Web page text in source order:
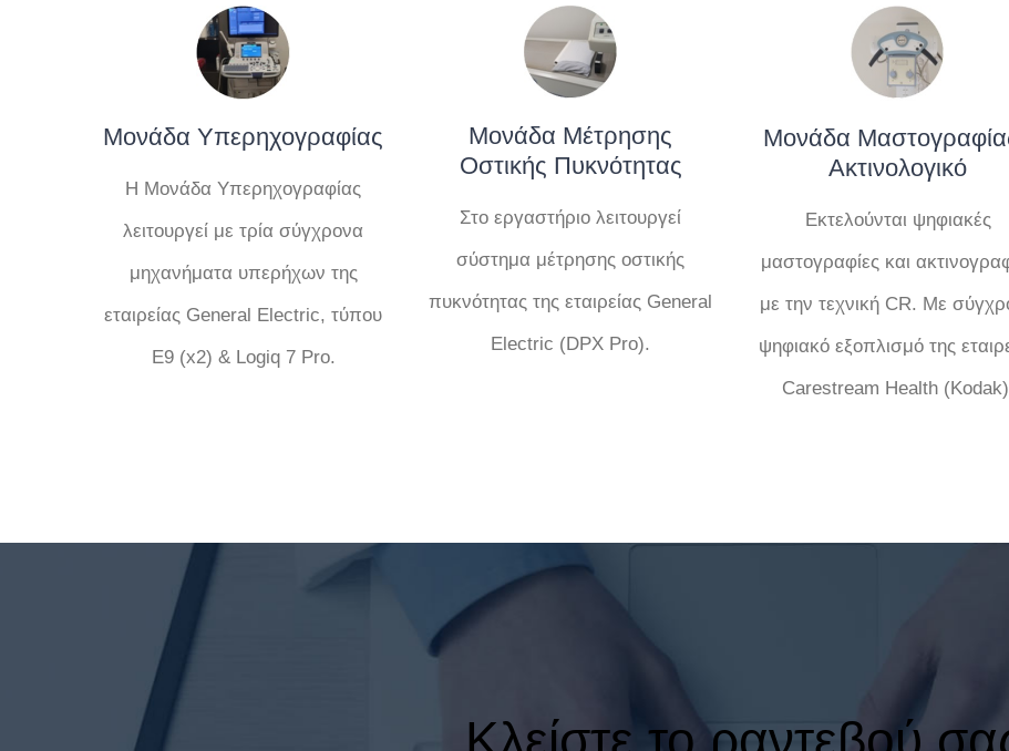
Μονάδα Υπερηχογραφίας
Η Μονάδα Υπερηχογραφίας
λειτουργεί με τρία σύγχρονα
μηχανήματα υπερήχων της
εταιρείας General Electric, τύπου
Ε9 (x2) & Logiq 7 Pro.
Μονάδα Μέτρησης
Οστικής Πυκνότητας
Στο εργαστήριο λειτουργεί
σύστημα μέτρησης οστικής
πυκνότητας της εταιρείας General
Electric (DPX Pro).
Μονάδα
Ακτινολογικό
Εκτελούνται ψηφιακές
μαστογραφίες και
με την τεχνική CR. Με
ψηφιακό εξοπλισμό της
Carestream Health